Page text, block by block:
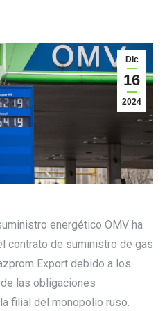
Dic
16
2024
energético OMV ha
contrato de suministro de gas
Export debido a los
las obligaciones
filial del monopolio ruso.